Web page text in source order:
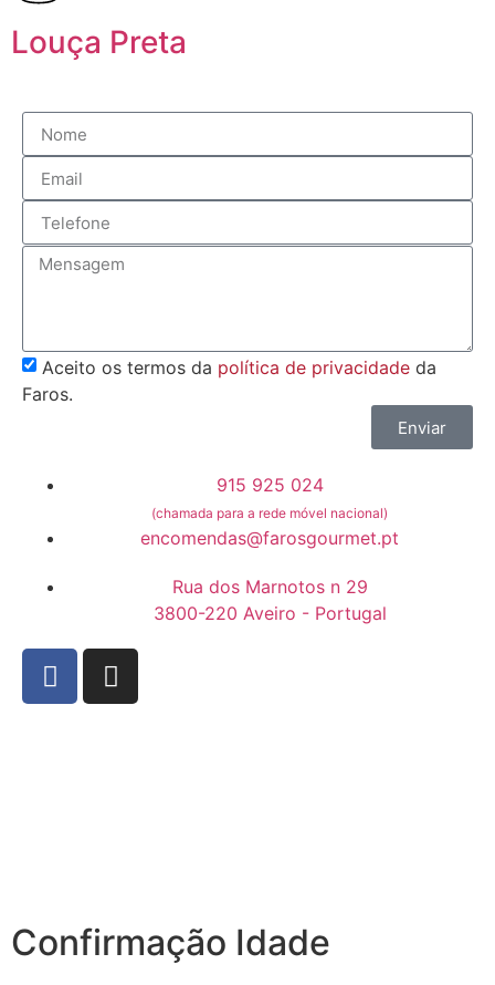
Louça Preta
Aceito os termos da política de privacidade da
Faros.
Enviar
915 925 024
(chamada para a rede móvel nacional)
encomendas@farosgourmet.pt
Rua dos Marnotos n 29
3800-220 Aveiro - Portugal
Confirmação Idade